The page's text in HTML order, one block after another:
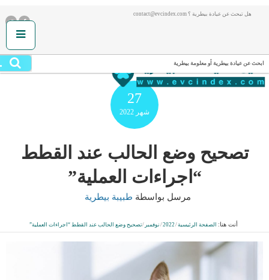
هل تبحث عن عيادة بيطرية ؟ contact@evcindex.com
ابحث عن عيادة بيطرية أو معلومة بيطرية
27
شهر 2022
تصحيح وضع الحالب عند القطط
“اجراءات العملية”
مرسل بواسطة طبيبة بيطرية
أنت هنا: الصفحة الرئيسية/
2022
/ نوفمبر /تصحيح وضع الحالب عند القطط “اجراءات العملية”